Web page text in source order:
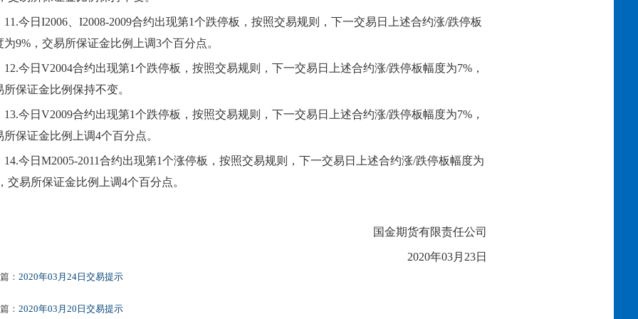
11.今日 I2006、I2008-2009合约出现第1个跌停板，按照交易规则，下一交易日上述合约涨/跌停板
为9%，交易所保证金比例上调3个百分点。
12.今日 V2004合约出现第1个跌停板，按照交易规则，下一交易日上述合约涨/跌停板幅度为7%，
所保证金比例保持不变。
13.今日 V2009合约出现第1个跌停板，按照交易规则，下一交易日上述合约涨/跌停板幅度为7%，
所保证金比例上调4个百分点。
14.今日 M2005-2011合约出现第1个涨停板，按照交易规则，下一交易日上述合约涨/跌停板幅度为
交易所保证金比例上调4个百分点。
国金期货有限责任公司
2020年03月 23日
： 2020年03月24日交易提示
： 2020年03月20日交易提示